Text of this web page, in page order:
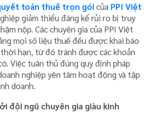
toán thuế trọn góicủa PPI Việt
giảm thiểu đáng kể rủi ro bị truy
nộp. Các chuyên gia của PPI Việt
mọi số liệu thuế đều được khai báo
hạn, từ đó tránh được các khoản
Việc tuân thủ đúng quy định pháp
nghiệp yên tâm hoạt động và tập
doanh.
đội ngũ chuyên gia giàu kinh